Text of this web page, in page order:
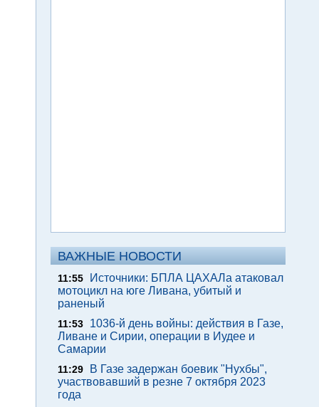
ВАЖНЫЕ НОВОСТИ
11:55
Источники: БПЛА ЦАХАЛа атаковал
мотоцикл на юге Ливана, убитый и
раненый
11:53
1036-й день войны: действия в Газе,
Ливане и Сирии, операции в Иудее и
Самарии
11:29
В Газе задержан боевик "Нухбы",
участвовавший в резне 7 октября 2023
года